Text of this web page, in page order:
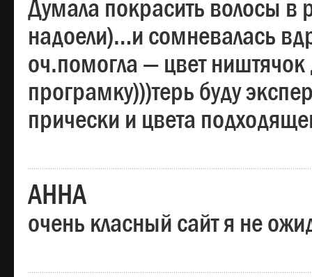
Думала покрасить волосы
надоели)…и сомневалась
оч.помогла — цвет
програмку)))терь буду
прически и цвета
АННА
очень класный сайт я не